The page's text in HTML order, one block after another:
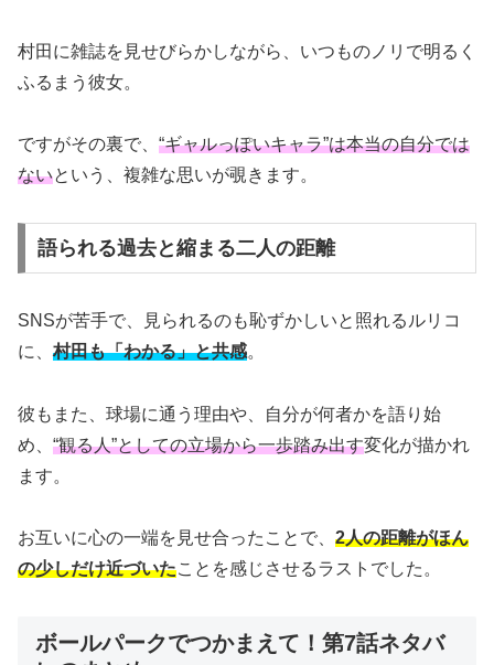
村田に雑誌を見せびらかしながら、いつものノリで明るく
ふるまう彼女。
ですがその裏で、 “ギャルっぽいキャラ”は本当の自分では
ないという、複雑な思いが覗きます。
語られる過去と縮まる二人の距離
SNSが苦手で、見られるのも恥ずかしいと照れるルリコ
に、 村田も「わかる」と共感。
彼もまた、球場に通う理由や、自分が何者かを語り始
め、 “観る人”としての立場から一歩踏み出す変化が描かれ
ます。
お互いに心の一端を見せ合ったことで、 2人の距離がほん
の少しだけ近づいたことを感じさせるラストでした。
ボールパークでつかまえて！第7話ネタバ